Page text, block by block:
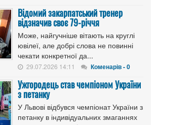
Відомий закарпатський тренер
відзначив своє 79-річчя
Може, найгучніше вітають на круглі
ювілеї, але добрі слова не повинні
чекати конкретної да...
29.07.2026 14:11 Коменарів - 0
Ужгородець став чемпіоном України
з петанку
У Львові відбувся чемпіонат України з
петанку в індивідуальних змаганнях